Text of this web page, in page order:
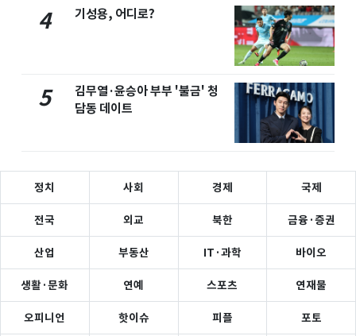
4 기성용, 어디로?
5
김무열·윤승아 부부 '불금' 청
담동 데이트
정치 사회 경제 국제
전국 외교 북한 금융·증권
산업 부동산 IT·과학 바이오
생활·문화 연예 스포츠 연재물
오피니언 핫이슈 피플 포토